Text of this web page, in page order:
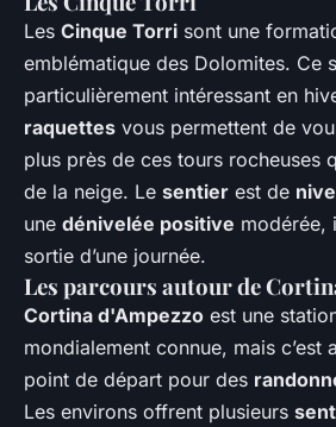
Les Cinque Torri sont une
emblématique des Dolomites. Ce
particulièrement intéressant en
raquettes vous permettent de
plus près de ces tours rocheuses
de la neige. Le sentier est de
une dénivelée positive modérée,
sortie d’une journée.
Les parcours autour de
Cortina d'Ampezzo est une
mondialement connue, mais c’est
point de départ pour des
Les environs offrent plusieurs